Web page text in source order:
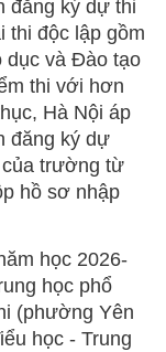
đăng ký dự thi
thi độc lập gồm
dục và Đào tạo
thi với hơn
Hà Nội áp
đăng ký dự
của trường từ
hồ sơ nhập
học 2026-
học phổ
(phường Yên
học - Trung